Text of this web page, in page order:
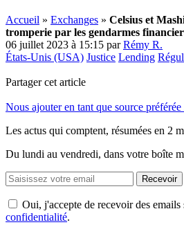
Accueil » Exchanges » Celsius et
tromperie par les gendarmes
06 juillet 2023 à 15:15 parRémy R.
États-Unis (USA) Justice Lending
Partager cet article
Nous ajouter en tant que source
Les actus qui comptent, résumées en 2
Du lundi au vendredi, dans votre boîte
Recevoir
Oui, j'accepte de recevoir des emails
confidentialité.